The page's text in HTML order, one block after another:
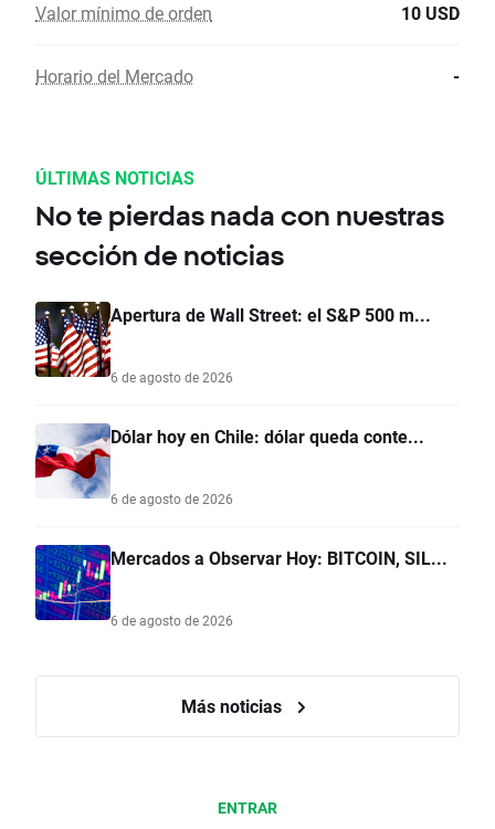
Valor mínimo de orden 10 USD
Horario del Mercado -
ÚLTIMAS NOTICIAS
No te pierdas nada con nuestras
sección de noticias
Apertura de Wall Street: el S&P 500 m...
6 de agosto de 2026
Dólar hoy en Chile: dólar queda conte...
6 de agosto de 2026
Mercados a Observar Hoy: BITCOIN, SIL...
6 de agosto de 2026
Más noticias
ENTRAR